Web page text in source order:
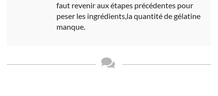
faut revenir aux étapes précédentes pour
peser les ingrédients,la quantité de gélatine
manque.